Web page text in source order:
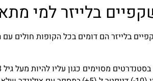
בלייזר למי
בלייזר הם דומים בכל הקופות חולים